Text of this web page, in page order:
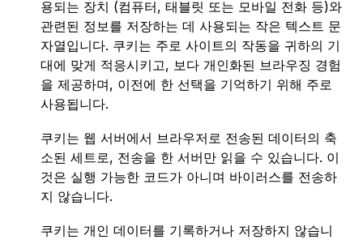
용되는 장치 (컴퓨터, 태블릿 또는 모바일 전화 등)와
관련된 정보를 저장하는 데 사용되는 작은 텍스트 문
자열입니다. 쿠키는 주로 사이트의 작동을 귀하의 기
대에 맞게 적응시키고, 보다 개인화된 브라우징 경험
을 제공하며, 이전에 한 선택을 기억하기 위해 주로
사용됩니다.
쿠키는 웹 서버에서 브라우저로 전송된 데이터의 축
소된 세트로, 전송을 한 서버만 읽을 수 있습니다. 이
것은 실행 가능한 코드가 아니며 바이러스를 전송하
지 않습니다.
쿠키는 개인 데이터를 기록하거나 저장하지 않습니